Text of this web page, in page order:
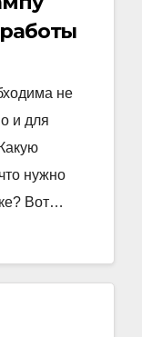
не
и для
нужно
Вот…